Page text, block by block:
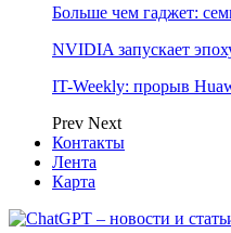
Больше чем гаджет:
NVIDIA запускает
IT-Weekly: прорыв
Prev Next
Контакты
Лента
Карта